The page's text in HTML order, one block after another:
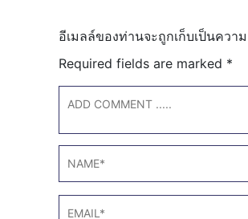
อีเมลล์ของท่านจะถูกเก็บเป็นควา
Required fields are marked *